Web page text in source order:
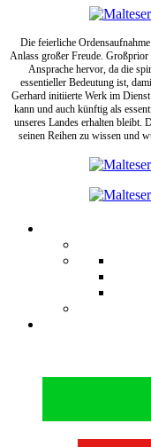
Die feierliche
Anlass großer Freude.
Ansprache hervor, da die
essentieller Bedeutung ist,
Gerhard initiierte Werk im
kann und auch künftig als
unseres Landes erhalten bleibt.
seinen Reihen zu wissen und